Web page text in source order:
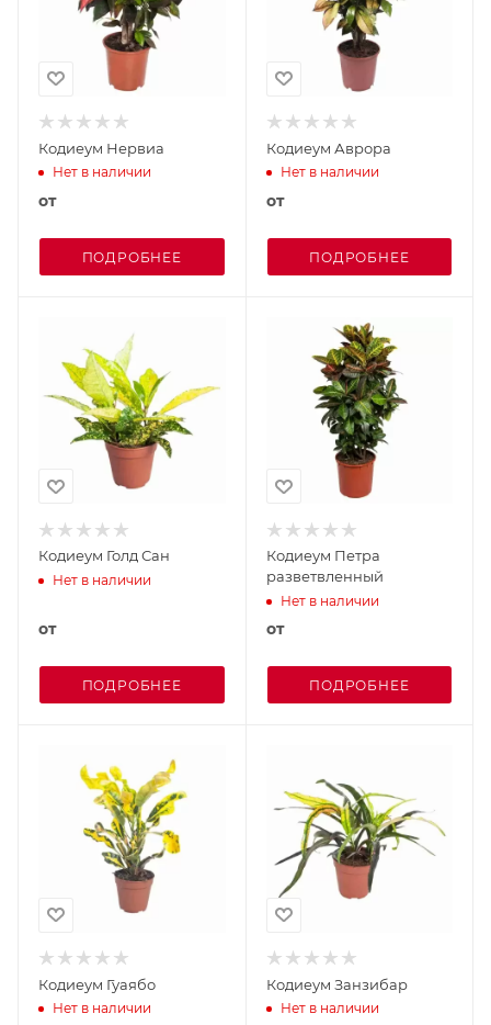
Кодиеум Нервиа
Нет в наличии
от
ПОДРОБНЕЕ
Кодиеум Аврора
Нет в наличии
от
ПОДРОБНЕЕ
Кодиеум Голд Сан
Нет в наличии
от
ПОДРОБНЕЕ
Кодиеум Петра
разветвленный
Нет в наличии
от
ПОДРОБНЕЕ
Кодиеум Гуаябо
Нет в наличии
Кодиеум Занзибар
Нет в наличии